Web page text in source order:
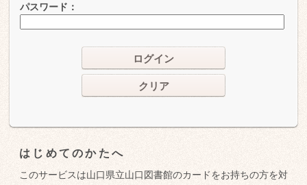
パスワード ：
ログイン
クリア
はじめてのかたへ
このサービスは山口県立山口図書館のカードをお持ちの方を対